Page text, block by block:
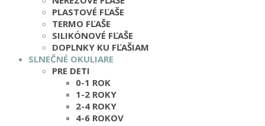
PLASTOVÉ FĽAŠE
TERMO FĽAŠE
SILIKÓNOVÉ FĽAŠE
DOPLNKY KU FĽAŠIAM
SLNEČNÉ OKULIARE
PRE DETI
0-1 ROK
1-2 ROKY
2-4 ROKY
4-6 ROKOV